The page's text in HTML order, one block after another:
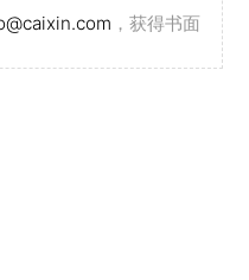
，获得书面